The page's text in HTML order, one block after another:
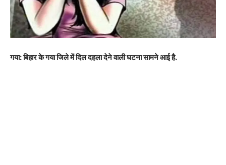
गया: बिहार के गया जिले में दिल दहला देने वाली घटना सामने आई है.